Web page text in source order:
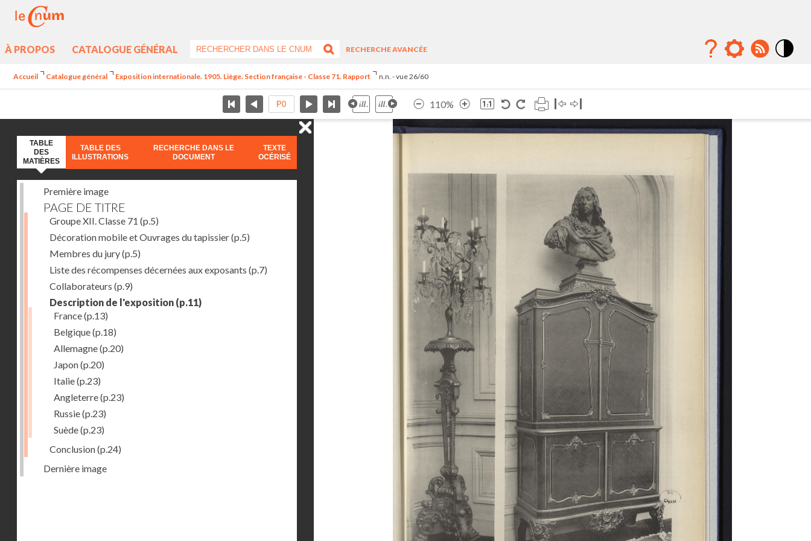
À PROPOS CATALOGUE GÉNÉRAL
RECHERCHE AVANCÉE
Accueil Catalogue général Exposition internationale. 1905. Liège. Section française - Classe 71. Rapport n.n. - vue 26/60
110%
TABLE
DES
MATIÈRES
TABLE DES
ILLUSTRATIONS
RECHERCHE DANS LE
DOCUMENT
TEXTE
OCÉRISÉ
Première image
PAGE DE TITRE
Groupe XII. Classe 71 (p.5)
Décoration mobile et Ouvrages du tapissier(p.5)
Membres du jury(p.5)
Liste des récompenses décernées aux exposants (p.7)
Collaborateurs (p.9)
Description de l'exposition (p.11)
France(p.13)
Belgique(p.18)
Allemagne(p.20)
Japon(p.20)
Italie(p.23)
Angleterre(p.23)
Russie(p.23)
Suède(p.23)
Conclusion(p.24)
Dernière image